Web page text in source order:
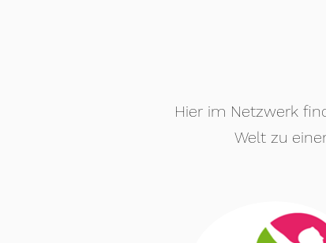
Hier im Netzwerk
Welt zu